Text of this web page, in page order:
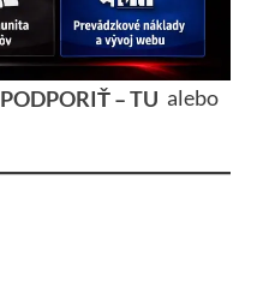
PODPORIŤ – TU alebo